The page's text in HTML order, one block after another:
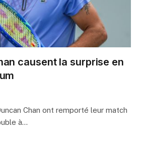
causent la surprise en
Chan ont remporté leur match
à…